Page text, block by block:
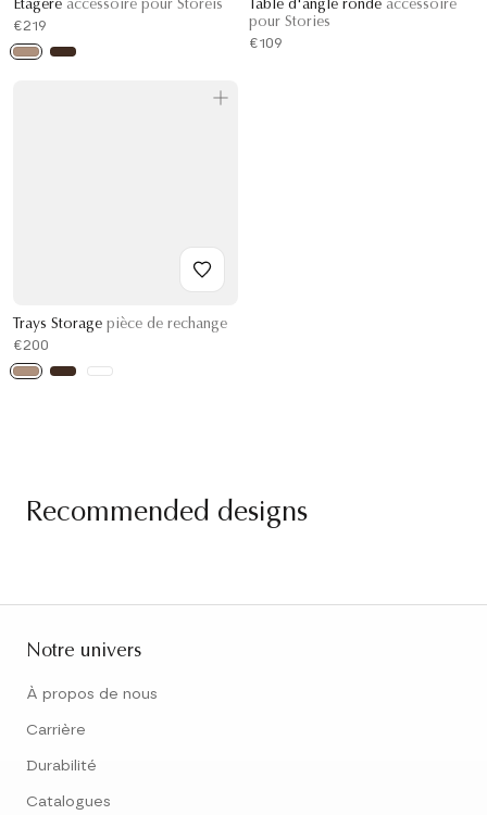
Etagère accessoire pour Storeis
€219
Table d'angle ronde accessoire
pour Stories
€109
Trays Storage pièce de rechange
€200
Recommended designs
Notre univers
À propos de nous
Carrière
Durabilité
Catalogues